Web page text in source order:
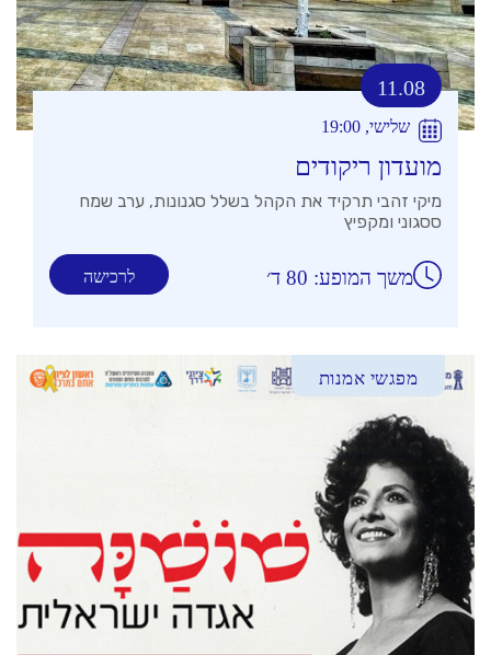
11.08
שלישי, 19:00
מועדון ריקודים
מיקי זהבי תרקיד את הקהל בשלל סגנונות, ערב שמח
ססגוני ומקפיץ
לרכישה משך המופע: 80 ד׳
מפגשי אמנות